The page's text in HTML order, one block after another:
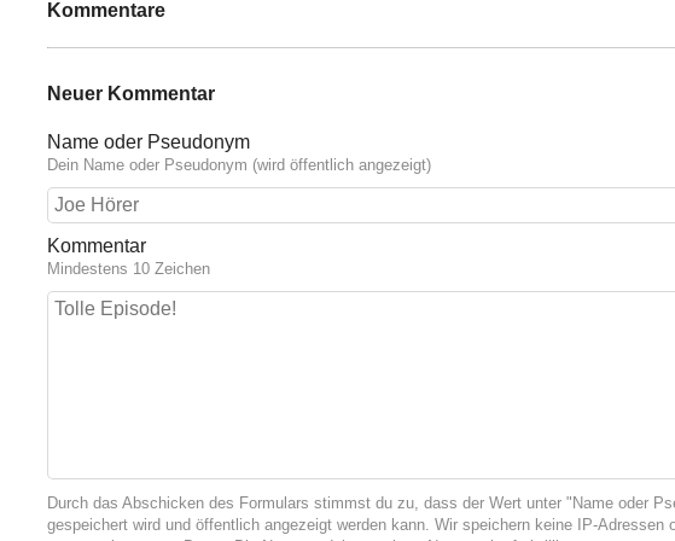
Kommentare
Neuer Kommentar
Name oder Pseudonym
Dein Name oder Pseudonym (wird öffentlich angezeigt)
Kommentar
Mindestens 10 Zeichen
Durch das Abschicken des Formulars stimmst du zu, dass der Wert unter "Name oder
gespeichert wird und öffentlich angezeigt werden kann. Wir speichern keine IP-Adressen